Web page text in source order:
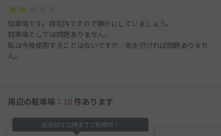
駐車場です。自宅内ですので静かにしていましょう。
駐車場としては問題ありません。
私は今後使用することはないですが、気を付ければ問題ありませ
ん。
周辺の駐車場： 10 件あります
試合日は22時までご利用可！